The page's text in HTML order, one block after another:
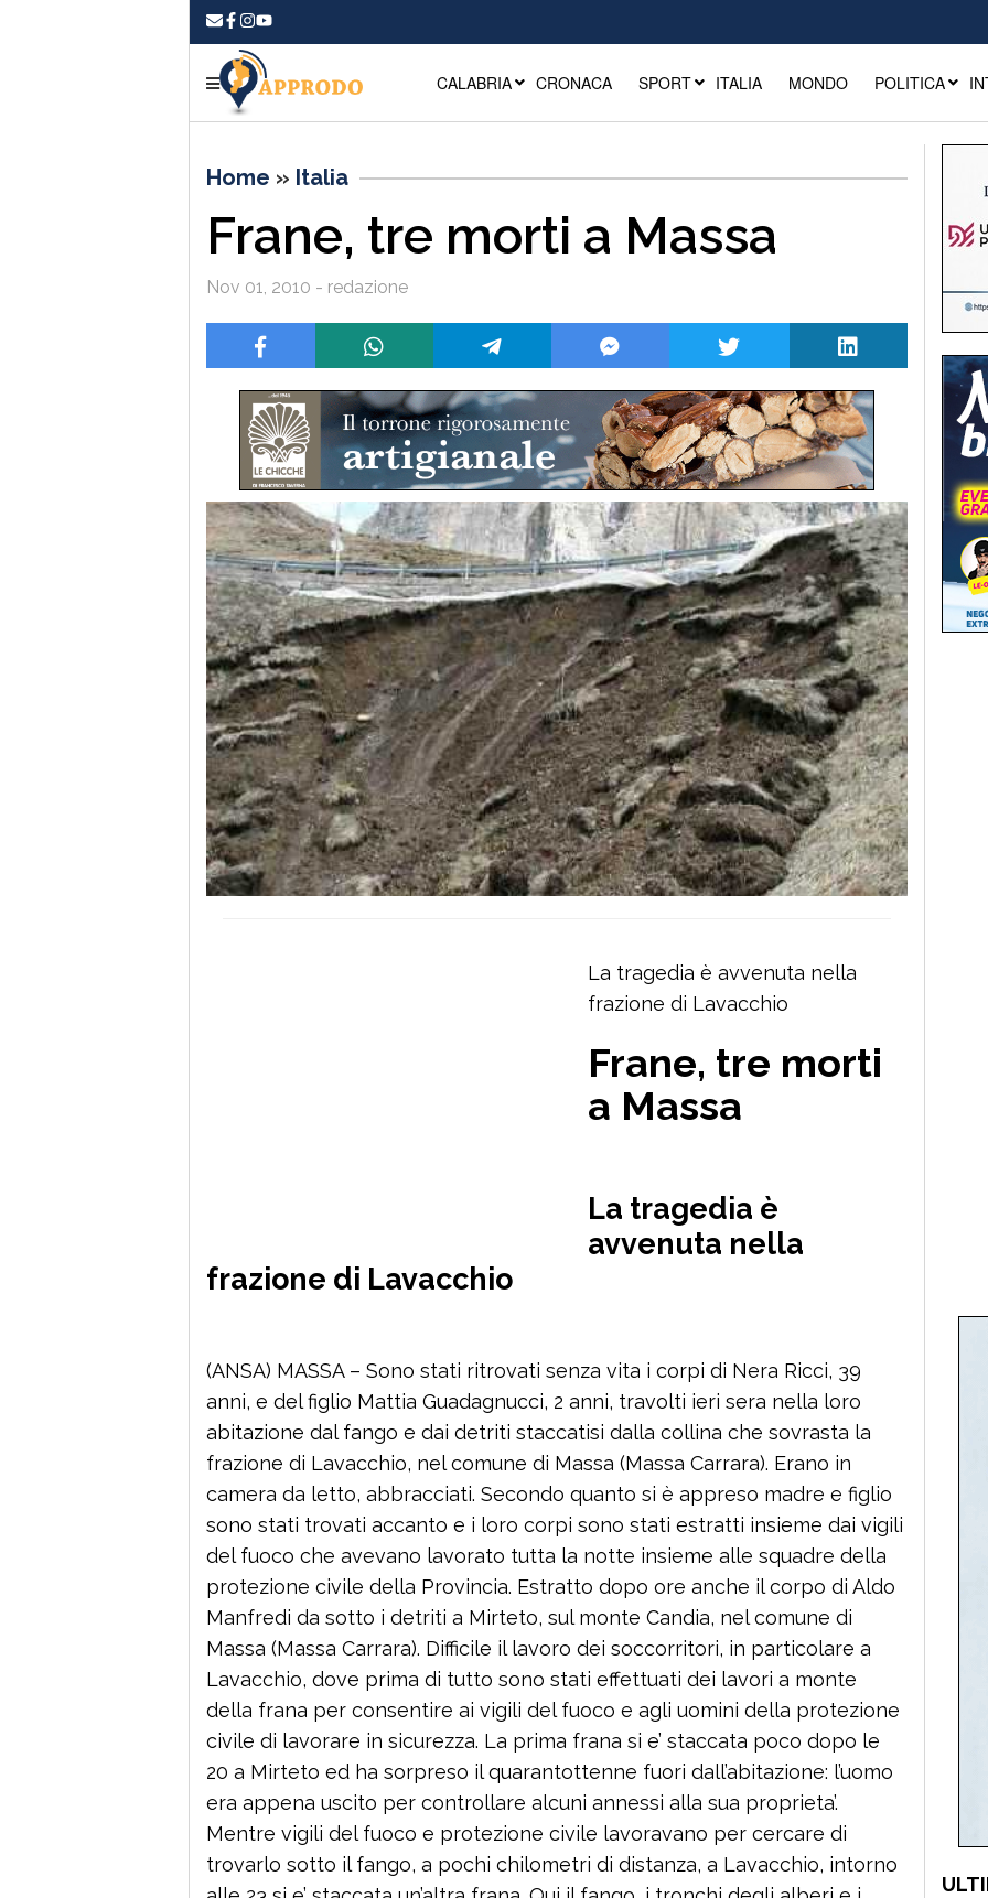
CALABRIA CRONACA SPORT ITALIA MONDO POLITICA
Home » Italia
Frane, tre morti a Massa
Nov 01, 2010 - redazione
La tragedia è avvenuta nella
frazione di Lavacchio
Frane, tre morti
a Massa
La tragedia è
avvenuta nella
frazione di Lavacchio
(ANSA) MASSA – Sono stati ritrovati senza vita i corpi di Nera Ricci, 39
anni, e del figlio Mattia Guadagnucci, 2 anni, travolti ieri sera nella loro
abitazione dal fango e dai detriti staccatisi dalla collina che sovrasta la
frazione di Lavacchio, nel comune di Massa (Massa Carrara). Erano in
camera da letto, abbracciati. Secondo quanto si è appreso madre e figlio
sono stati trovati accanto e i loro corpi sono stati estratti insieme dai vigili
del fuoco che avevano lavorato tutta la notte insieme alle squadre della
protezione civile della Provincia. Estratto dopo ore anche il corpo di Aldo
Manfredi da sotto i detriti a Mirteto, sul monte Candia, nel comune di
Massa (Massa Carrara). Difficile il lavoro dei soccorritori, in particolare a
Lavacchio, dove prima di tutto sono stati effettuati dei lavori a monte
della frana per consentire ai vigili del fuoco e agli uomini della protezione
civile di lavorare in sicurezza. La prima frana si e’ staccata poco dopo le
20 a Mirteto ed ha sorpreso il quarantottenne fuori dall’abitazione: l’uomo
era appena uscito per controllare alcuni annessi alla sua proprieta’.
Mentre vigili del fuoco e protezione civile lavoravano per cercare di
trovarlo sotto il fango, a pochi chilometri di distanza, a Lavacchio, intorno